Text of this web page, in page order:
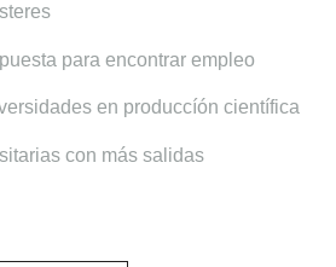
para encontrar empleo
en produccíón científica
con más salidas